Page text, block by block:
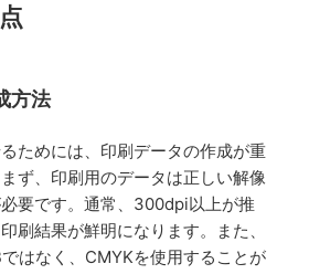
方法
ためには、印刷データの作成が重
ず、印刷用のデータは正しい解像
要です。通常、300dpi以上が推
刷結果が鮮明になります。また、
はなく、CMYKを使用することが